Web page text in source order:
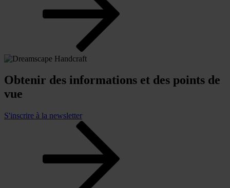
Obtenir des informations et des points de
vue
S'inscrire à la newsletter